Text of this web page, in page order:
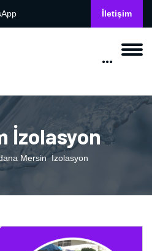
İletişim
İzolasyon
Mersin İzolasyon